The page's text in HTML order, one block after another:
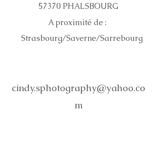
57370 PHALSBOURG
A proximité de :
Strasbourg/Saverne/Sarrebourg
cindy.sphotography@yahoo.co
m